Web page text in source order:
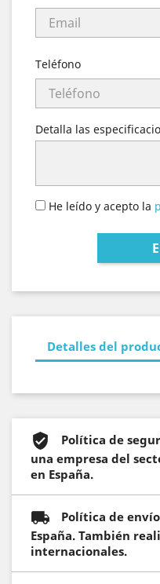
Teléfono
Detalla las
He leído y acepto la
Detalles del
Política de
una empresa del
en España.
Política de
España. También
internacionales.